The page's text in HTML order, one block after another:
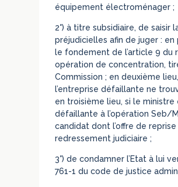
équipement électroménager ;
2°) à titre subsidiaire, de
préjudicielles afin de juger :
le fondement de l’article 9 du
opération de concentration,
Commission ; en deuxième
l’entreprise défaillante ne
en troisième lieu, si le
défaillante à l’opération Seb/
candidat dont l’offre de
redressement judiciaire ;
3°) de condamner l’Etat à lui
761-1 du code de justice